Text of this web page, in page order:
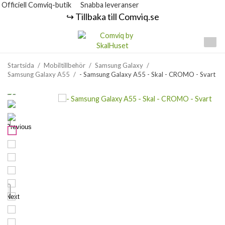
Officiell Comviq-butik Snabba leveranser
↪️ Tillbaka till Comviq.se
Startsida / Mobiltillbehör / Samsung Galaxy /
Samsung Galaxy A55 / - Samsung Galaxy A55 - Skal - CROMO - Svart
Previous
Next